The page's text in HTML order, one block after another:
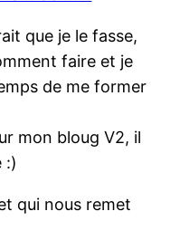
que je le fasse,
faire et je
de me former
mon bloug V2, il
:)
qui nous remet